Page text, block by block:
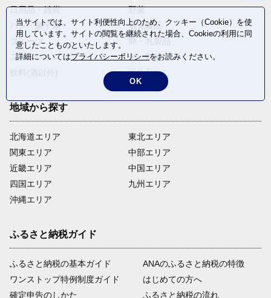
日用品・雑貨
野菜
パン・菓子類
電化製品
フルーツ
ファッション
米・穀物
返礼品なし
地域から探す
北海道エリア
関東エリア
近畿エリア
四国エリア
沖縄エリア
東北エリア
中部エリア
中国エリア
九州エリア
ふるさと納税ガイド
ふるさと納税の基本ガイド
ワンストップ特例制度ガイド
確定申告のしかた
ANAのふるさと納税の特徴
はじめての方へ
ふるさと納税の流れ
当サイトでは、サイト利便性向上のため、クッキー（Cookie）を使
用しています。サイトの閲覧を継続された場合、Cookieの利用に同
意したことものといたします。
詳細についてはプライバシーポリシーをお読みください。
OK